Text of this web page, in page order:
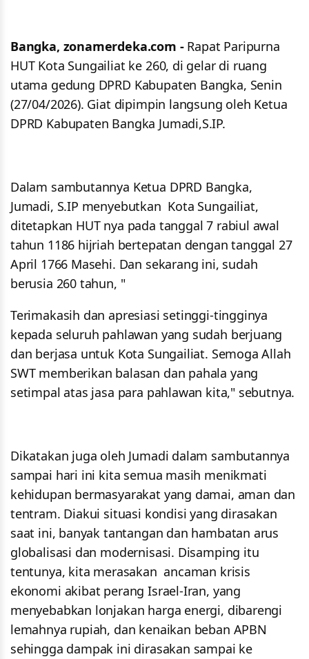
Bangka, zonamerdeka.com - Rapat Paripurna
HUT Kota Sungailiat ke 260, di gelar di ruang
utama gedung DPRD Kabupaten Bangka, Senin
(27/04/2026). Giat dipimpin langsung oleh Ketua
DPRD Kabupaten Bangka Jumadi,S.IP.
Dalam sambutannya Ketua DPRD Bangka,
Jumadi, S.IP menyebutkan Kota Sungailiat,
ditetapkan HUT nya pada tanggal 7 rabiul awal
tahun 1186 hijriah bertepatan dengan tanggal 27
April 1766 Masehi. Dan sekarang ini, sudah
berusia 260 tahun, "
Terimakasih dan apresiasi setinggi-tingginya
kepada seluruh pahlawan yang sudah berjuang
dan berjasa untuk Kota Sungailiat. Semoga Allah
SWT memberikan balasan dan pahala yang
setimpal atas jasa para pahlawan kita," sebutnya.
Dikatakan juga oleh Jumadi dalam sambutannya
sampai hari ini kita semua masih menikmati
kehidupan bermasyarakat yang damai, aman dan
tentram. Diakui situasi kondisi yang dirasakan
saat ini, banyak tantangan dan hambatan arus
globalisasi dan modernisasi. Disamping itu
tentunya, kita merasakan ancaman krisis
ekonomi akibat perang Israel-Iran, yang
menyebabkan lonjakan harga energi, dibarengi
lemahnya rupiah, dan kenaikan beban APBN
sehingga dampak ini dirasakan sampai ke